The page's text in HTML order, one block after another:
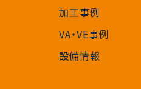
加工事例
VA・VE事例
設備情報